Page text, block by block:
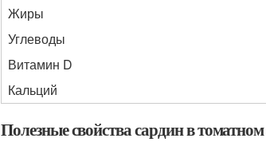
Жиры
Углеводы
Витамин D
Кальций
Полезные свойства сардин в томатном